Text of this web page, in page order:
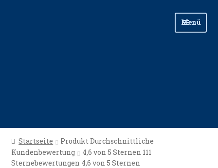
Menü
Start
Angellinks
Startseite
Produkt Durchschnittliche
Kundenbewertung
4,6 von 5 Sternen 111
Sternebewertungen 4,6 von 5 Sternen